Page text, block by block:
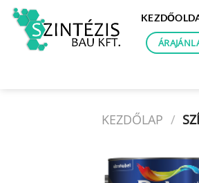
Skip
content
KEZDŐLAP /